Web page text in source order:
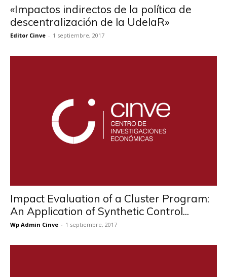
«Impactos indirectos de la política de
descentralización de la UdelaR»
Editor Cinve - 1 septiembre, 2017
Impact Evaluation of a Cluster Program:
An Application of Synthetic Control...
Wp Admin Cinve - 1 septiembre, 2017